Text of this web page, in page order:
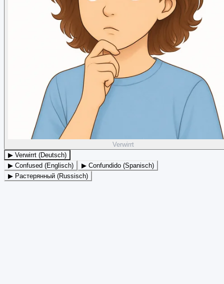
Verwirrt
▶ Verwirrt (Deutsch)
▶ Confused (Englisch)
▶ Confundido (Spanisch)
▶ Растерянный (Russisch)